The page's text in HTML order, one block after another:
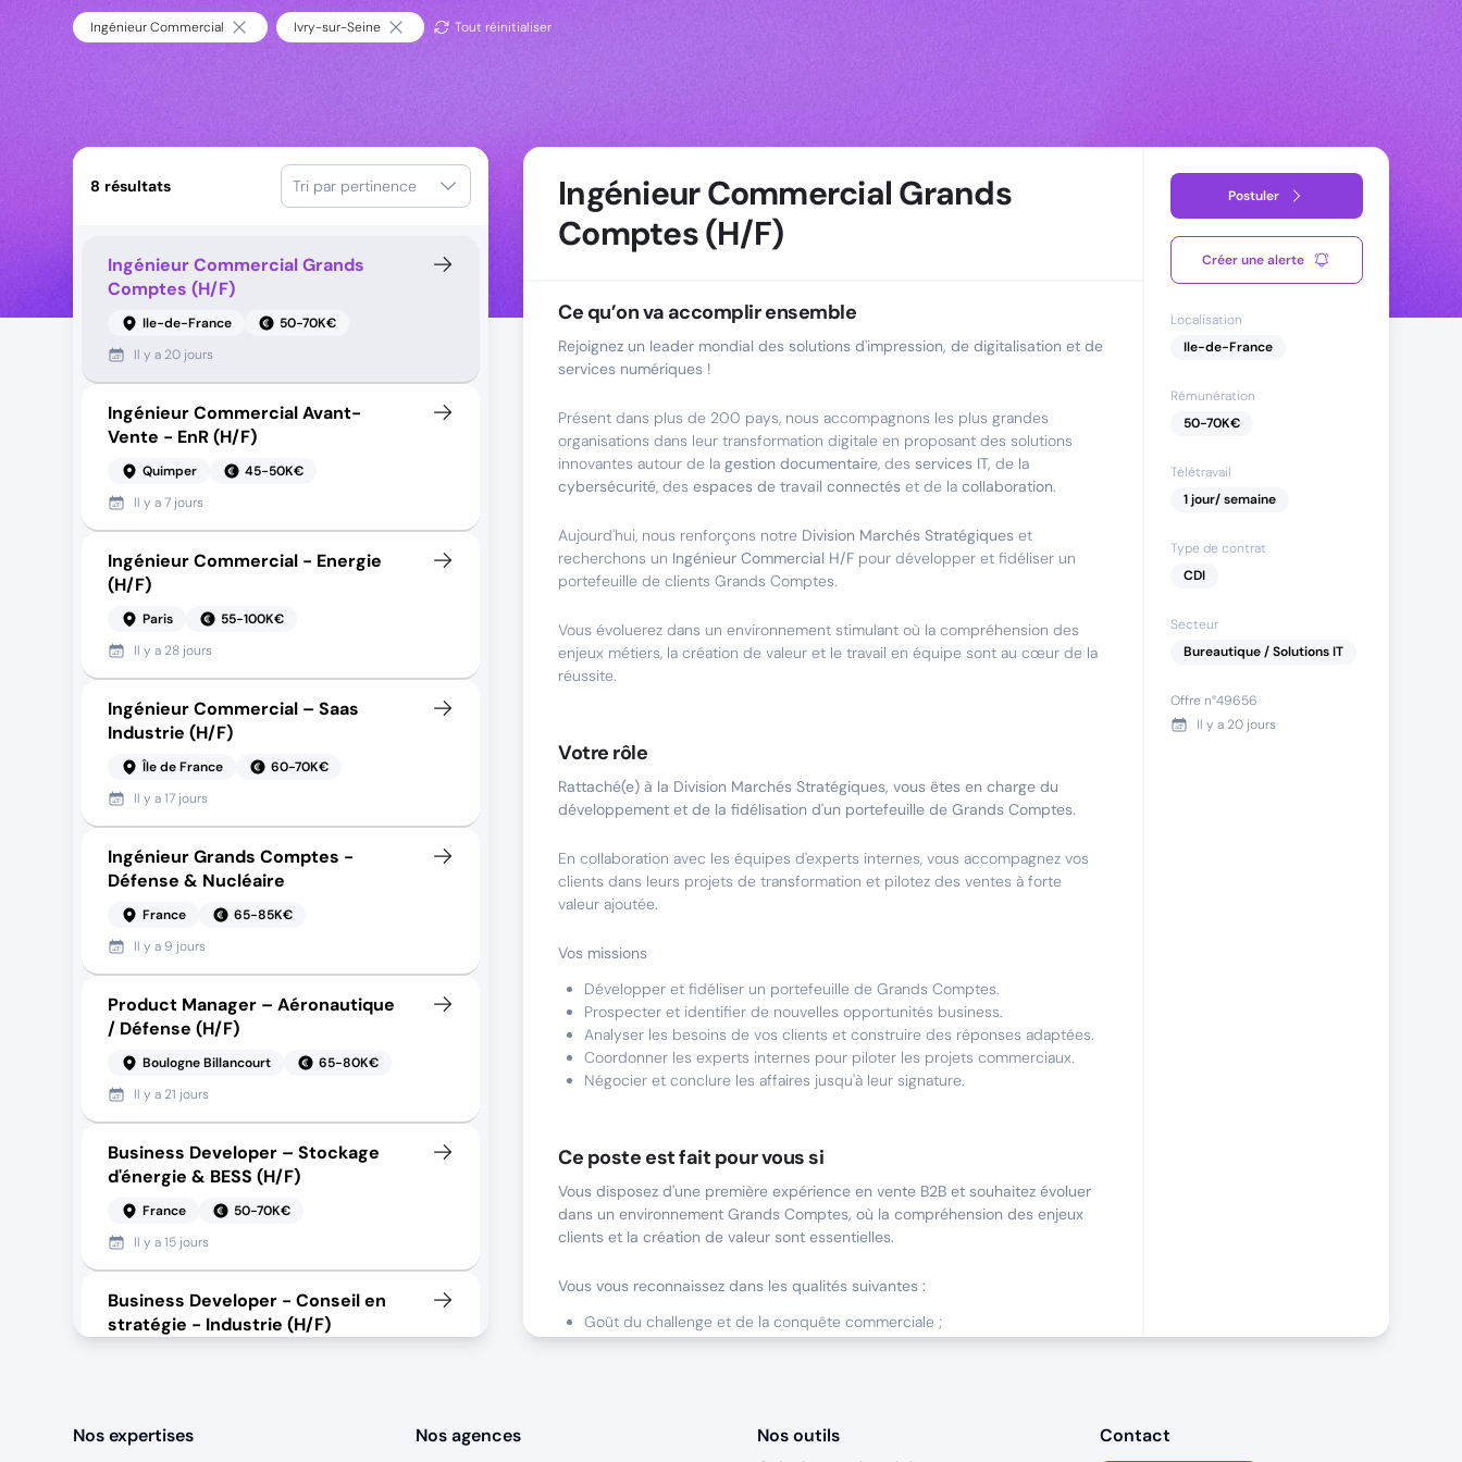
Ingénieur Commercial Ivry-sur-Seine Tout réinitialiser
8 résultats Tri par pertinence
Ingénieur Commercial Grands
Comptes (H/F)
Ile-de-France
50-70K€
Il y a 20 jours
Ingénieur Commercial Avant-
Vente - EnR (H/F)
Quimper
45-50K€
Il y a7 jours
Ingénieur Commercial - Energie
(H/F)
Paris
55-100K€
Il y a 28 jours
Ingénieur Commercial – Saas
Industrie (H/F)
Île de France
60-70K€
Il y a17 jours
Ingénieur Grands Comptes -
Défense & Nucléaire
France
65-85K€
Il y a 9 jours
Product Manager – Aéronautique
/ Défense (H/F)
Boulogne Billancourt
65-80K€
Il y a 21 jours
Business Developer – Stockage
d'énergie & BESS (H/F)
France
50-70K€
Il y a15 jours
Business Developer - Conseil en
stratégie - Industrie (H/F)
Ingénieur Commercial Grands
Comptes (H/F)
Ce qu’on va accomplir ensemble
Rejoignez un leader mondial des solutions d'impression, de digitalisation et de
services numériques !
Présent dans plus de 200 pays, nous accompagnons les plus grandes
organisations dans leur transformation digitale en proposant des solutions
innovantes autour de la gestion documentaire, des services IT, de la
cybersécurité, des espaces de travail connectés et de la collaboration.
Aujourd'hui, nous renforçons notre Division Marchés Stratégiques et
recherchons un Ingénieur Commercial H/F pour développer et fidéliser un
portefeuille de clients Grands Comptes.
Vous évoluerez dans un environnement stimulant où la compréhension des
enjeux métiers, la création de valeur et le travail en équipe sont au cœur de la
réussite.
Votre rôle
Rattaché(e) à la Division Marchés Stratégiques, vous êtes en charge du
développement et de la fidélisation d'un portefeuille de Grands Comptes.
En collaboration avec les équipes d'experts internes, vous accompagnez vos
clients dans leurs projets de transformation et pilotez des ventes à forte
valeur ajoutée.
Vos missions
Développer et fidéliser un portefeuille de Grands Comptes.
Prospecter et identifier de nouvelles opportunités business.
Analyser les besoins de vos clients et construire des réponses adaptées.
Coordonner les experts internes pour piloter les projets commerciaux.
Négocier et conclure les affaires jusqu'à leur signature.
Ce poste est fait pour vous si
Vous disposez d'une première expérience en vente B2B et souhaitez évoluer
dans un environnement Grands Comptes, où la compréhension des enjeux
clients et la création de valeur sont essentielles.
Vous vous reconnaissez dans les qualités suivantes :
Goût du challenge et de la conquête commerciale ;
Envie de vous investir durablement dans un groupe offrant de réelles
Postuler
Créer une alerte
Localisation
Ile-de-France
Rémunération
50-70K€
Télétravail
1 jour/ semaine
Type de contrat
CDI
Secteur
Bureautique / Solutions IT
Offre n°49656
Il y a 20 jours
Nos expertises
Nos agences
Nos outils
Contact